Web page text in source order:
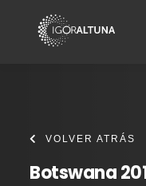
VOLVER ATRÁS
Botswana